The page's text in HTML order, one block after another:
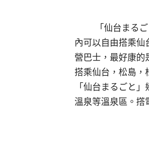
「仙台まる
內可以自由搭乘
營巴士，最好康的
搭乘仙台，松島，
「仙台まるごと
溫泉等溫泉區。撘